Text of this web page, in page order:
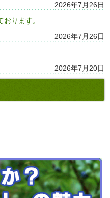
2026年7月26日
ります。
2026年7月26日
2026年7月20日